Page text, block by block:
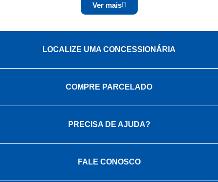
Ver mais
LOCALIZE UMA CONCESSIONÁRIA
COMPRE PARCELADO
PRECISA DE AJUDA?
FALE CONOSCO